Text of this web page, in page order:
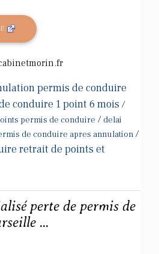
permis de conduire
conduire 1 point 6 mois /
permis de conduire / delai
de conduire apres annulation /
retrait de points et
perte de permis de
...